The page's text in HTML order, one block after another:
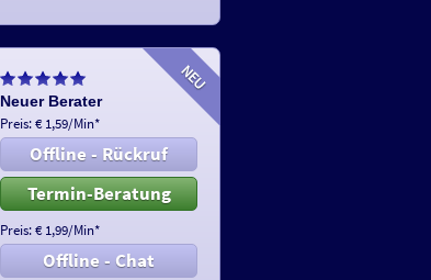
Neuer Berater
Preis: € 1,59/Min*
Offline - Rückruf
Termin-Beratung
Preis: € 1,99/Min*
Offline - Chat